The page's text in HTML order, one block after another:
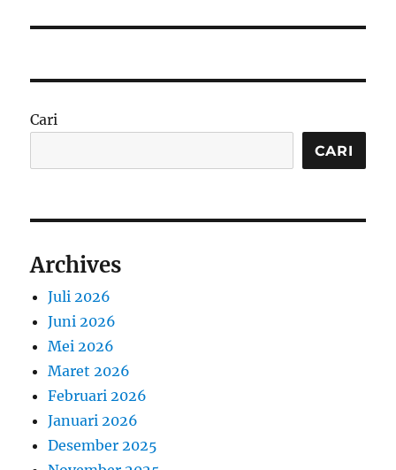
Cari
CARI
Archives
Juli 2026
Juni 2026
Mei 2026
Maret 2026
Februari 2026
Januari 2026
Desember 2025